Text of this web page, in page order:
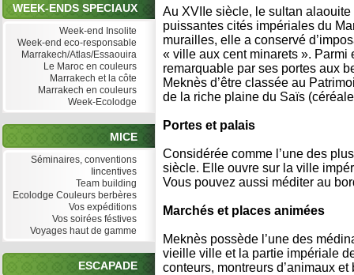
WEEK-ENDS SPECIAUX
Week-end Insolite
Week-end eco-responsable
Marrakech/Atlas/Essaouira
Le Maroc en couleurs
Marrakech et la côte
Marrakech en couleurs
Week-Ecolodge
MICE
Séminaires, conventions
Iincentives
Team building
Ecolodge Couleurs berbères
Vos expéditions
Vos soirées féstives
Voyages haut de gamme
ESCAPADE
Au XVIIe siècle, le sultan
puissantes cités impériales du
murailles, elle a conservé
« ville aux cent minarets ».
remarquable par ses portes aux
Meknès d’être classée au
de la riche plaine du Saïs
Portes et palais
Considérée comme l’une des
siècle. Elle ouvre sur la ville
Vous pouvez aussi méditer au
Marchés et places animées
Meknès possède l’une des
vieille ville et la partie impériale
conteurs, montreurs d’animaux